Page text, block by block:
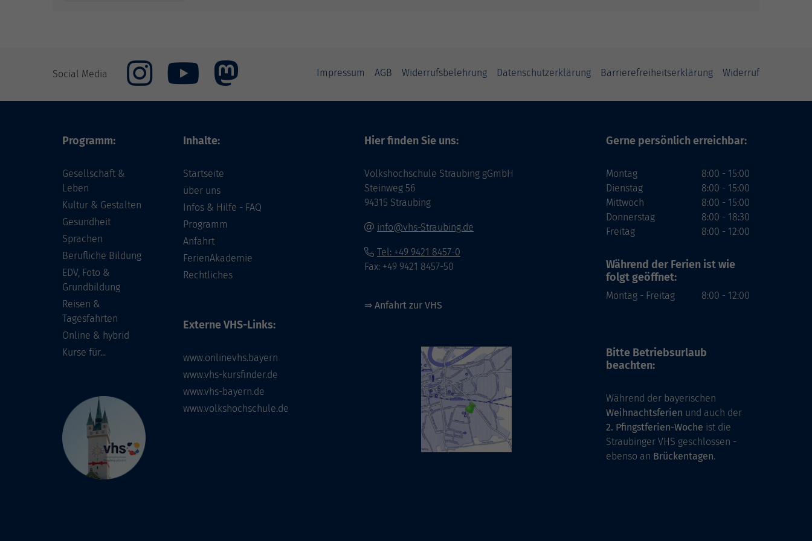
Social Media Impressum AGB Widerrufsbelehrung Datenschutzerklärung Barrierefreiheitserklärung Widerruf
Programm:
Gesellschaft &
Leben
Kultur & Gestalten
Gesundheit
Sprachen
Berufliche Bildung
EDV, Foto &
Grundbildung
Reisen &
Tagesfahrten
Online & hybrid
Kurse für...
Inhalte:
Startseite
über uns
Infos & Hilfe - FAQ
Programm
Anfahrt
FerienAkademie
Rechtliches
Externe VHS-Links:
www.onlinevhs.bayern
www.vhs-kursfinder.de
www.vhs-bayern.de
www.volkshochschule.de
Hier finden Sie uns:
Volkshochschule Straubing gGmbH
Steinweg 56
94315 Straubing
info@vhs-Straubing.de
Tel: +49 9421 8457-0
Fax: +49 9421 8457-50
⇒ Anfahrt zur VHS
Gerne persönlich erreichbar:
Montag
Dienstag
Mittwoch
Donnerstag
Freitag
8:00 - 15:00
8:00 - 15:00
8:00 - 15:00
8:00 - 18:30
8:00 - 12:00
Während der Ferien ist wie
folgt geöffnet:
Montag - Freitag 8:00 - 12:00
Bitte Betriebsurlaub
beachten:
Während der bayerischen
Weihnachtsferien und auch der
2. Pfingstferien-Woche ist die
Straubinger VHS geschlossen -
ebenso an Brückentagen.